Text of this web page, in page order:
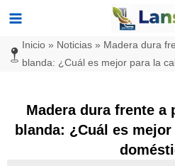
contenido
Menú
principal
Inicio» Noticias» Madera dura
blanda: ¿Cuál es mejor para la
Madera dura frente a
blanda: ¿Cuál es